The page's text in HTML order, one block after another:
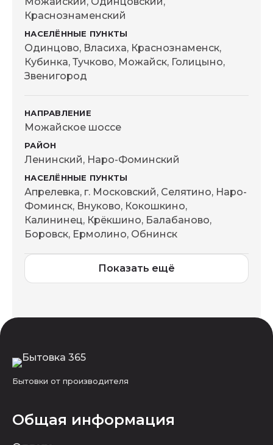
Краснознаменский
Одинцово, Власиха, Краснознаменск,
Кубинка, Тучково, Можайск, Голицыно,
Звенигород
Можайское шоссе
Ленинский, Наро-Фоминский
Апрелевка, г. Московский, Селятино, Наро-
Фоминск, Внуково, Кокошкино,
Калининец, Крёкшино, Балабаново,
Боровск, Ермолино, Обнинск
Показать ещё
Бытовки от производителя
Общая информация